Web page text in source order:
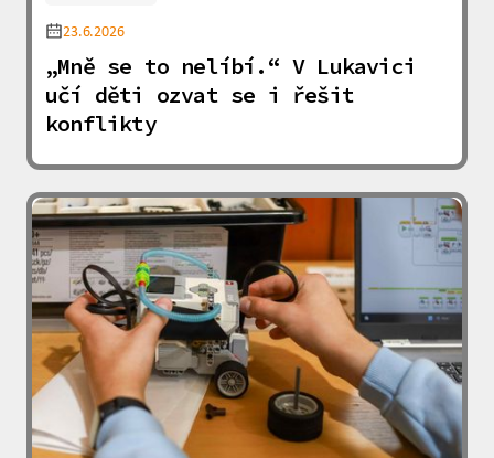
23.6.2026
„Mně se to nelíbí.“ V Lukavici
učí děti ozvat se i řešit
konflikty